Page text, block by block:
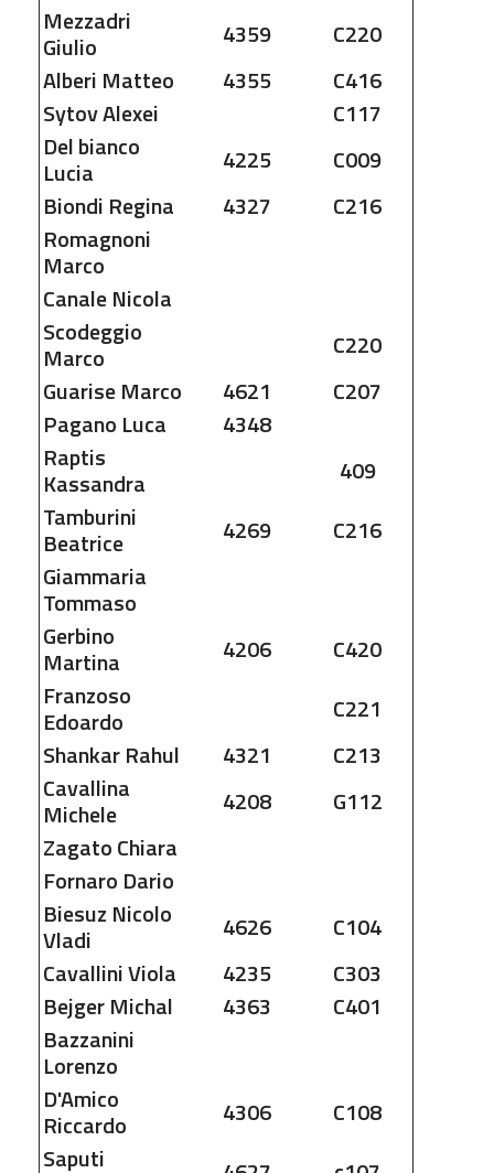
Mezzadri
Giulio 4359
C220
Alberi Matteo 4355
C416
SytovAlexei
C117
Del bianco
Lucia 4225
C009
Biondi Regina 4327
C216
Romagnoni
Marco
CanaleNicola
Scodeggio
Marco
C220
GuariseMarco 4621
C207
Pagano Luca
4348
Raptis
Kassandra
409
Tamburini
Beatrice 4269
C216
Giammaria
Tommaso
Gerbino
Martina 4206
C420
Franzoso
Edoardo
C221
ShankarRahul 4321
C213
Cavallina
Michele 4208
G112
ZagatoChiara
Fornaro Dario
Biesuz Nicolo
Vladi 4626
C104
CavalliniViola 4235
C303
BejgerMichal 4363
C401
Bazzanini
Lorenzo
D'Amico
Riccardo 4306
C108
Saputi